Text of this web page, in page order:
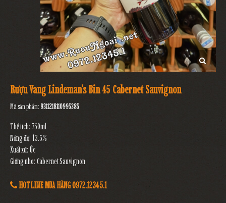
Rượu Vang Lindeman's Bin 45 Cabernet Sauvignon
Mã sản phẩm:9311218110995385
Thể tích: 750ml
Nồng độ: 13.5%
Xuất xứ: Úc
Giống nho: Cabernet Sauvignon
HOTLINE MUA HÀNG 0972.12345.1